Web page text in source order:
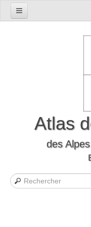
Atlas
des
Présentation du
Le département à
Les mutations
Les formes d’habitat
Evocations et
Définition des unités
Carte interactive des